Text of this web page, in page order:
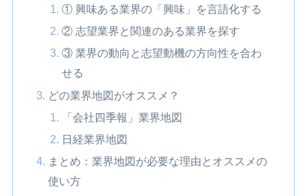
① 興味ある業界の「興味」を言語化する
② 志望業界と関連のある業界を探す
③ 業界の動向と志望動機の方向性を合わ
せる
どの業界地図がオススメ？
「会社四季報」業界地図
日経業界地図
まとめ：業界地図が必要な理由とオススメの
使い方